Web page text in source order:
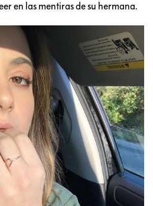
en las mentiras de su hermana.